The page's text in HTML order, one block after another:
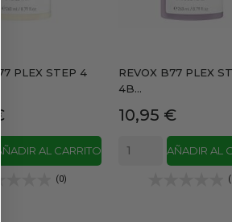
PLEX STEP 4
AÑADIR AL CARRITO
(0)
REVOX B77 PLEX
4B...
Precio
10,95 €
AÑADIR AL